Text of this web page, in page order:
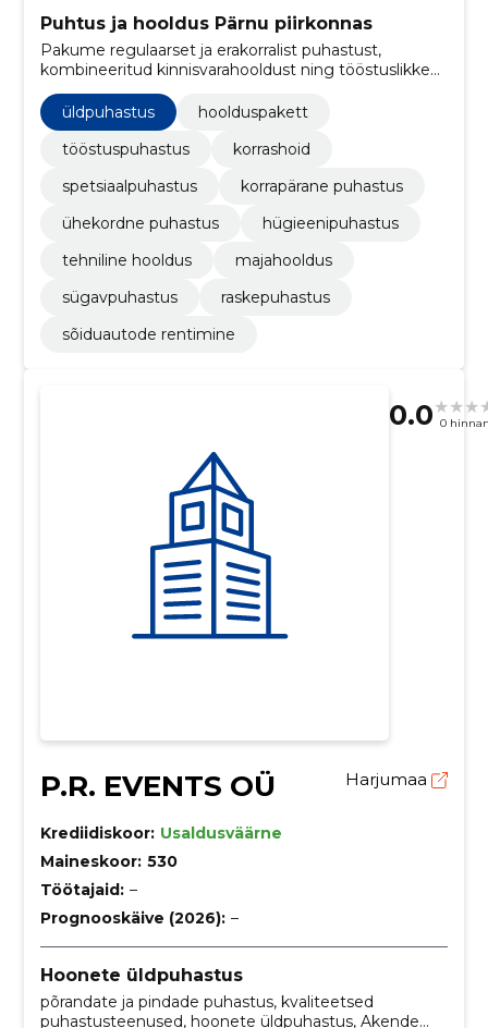
Puhtus ja hooldus Pärnu piirkonnas
Pakume regulaarset ja erakorralist puhastust,
kombineeritud kinnisvarahooldust ning tööstuslikke
puhastuslahendusi Pärnumaal. Vähendame omanike
ja haldurite koormust ning tagame parema hügieeni
ja välimuse.
üldpuhastus
hoolduspakett
tööstuspuhastus
korrashoid
spetsiaalpuhastus
korrapärane puhastus
ühekordne puhastus
hügieenipuhastus
tehniline hooldus
majahooldus
sügavpuhastus
raskepuhastus
sõiduautode rentimine
0.0 0
P.R. EVENTS OÜ Harjumaa
Krediidiskoor: Usaldusväärne
Maineskoor: 530
Töötajaid: –
Prognooskäive (2026): –
Hoonete üldpuhastus
põrandate ja pindade puhastus, kvaliteetsed
puhastusteenused, hoonete üldpuhastus, Akende